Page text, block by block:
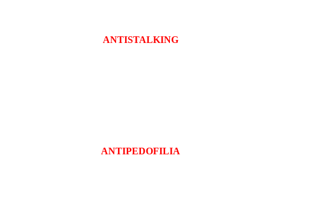
ANTISTALKING
ANTIPEDOFILIA